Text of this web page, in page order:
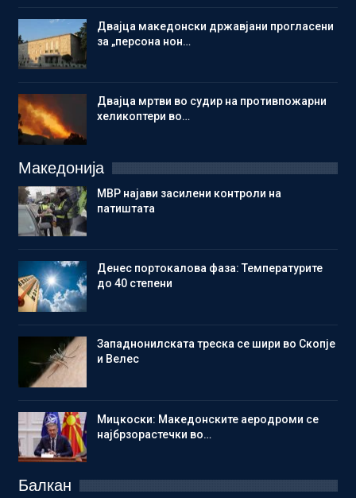
Двајца македонски државјани прогласени
за „персона нон…
Двајца мртви во судир на противпожарни
хеликоптери во…
Македонија
МВР најави засилени контроли на
патиштата
Денес портокалова фаза: Температурите
до 40 степени
Западнонилската треска се шири во Скопје
и Велес
Мицкоски: Македонските аеродроми се
најбрзорастечки во…
Балкан